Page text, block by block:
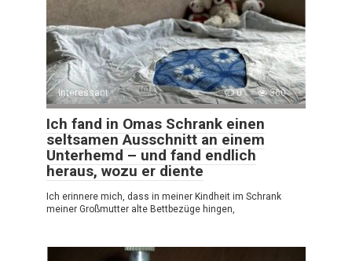
Interessant 0 360
Ich fand in Omas Schrank einen
seltsamen Ausschnitt an einem
Unterhemd – und fand endlich
heraus, wozu er diente
Ich erinnere mich, dass in meiner Kindheit im Schrank
meiner Großmutter alte Bettbezüge hingen,